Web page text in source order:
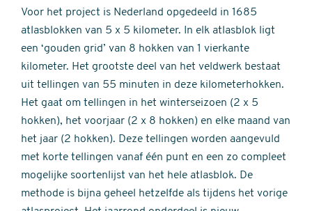
Voor het project is Nederland opgedeeld in 1685
atlasblokken van 5 x 5 kilometer. In elk atlasblok ligt
een ‘gouden grid’ van 8 hokken van 1 vierkante
kilometer. Het grootste deel van het veldwerk bestaat
uit tellingen van 55 minuten in deze kilometerhokken.
Het gaat om tellingen in het winterseizoen (2 x 5
hokken), het voorjaar (2 x 8 hokken) en elke maand van
het jaar (2 hokken). Deze tellingen worden aangevuld
met korte tellingen vanaf één punt en een zo compleet
mogelijke soortenlijst van het hele atlasblok. De
methode is bijna geheel hetzelfde als tijdens het vorige